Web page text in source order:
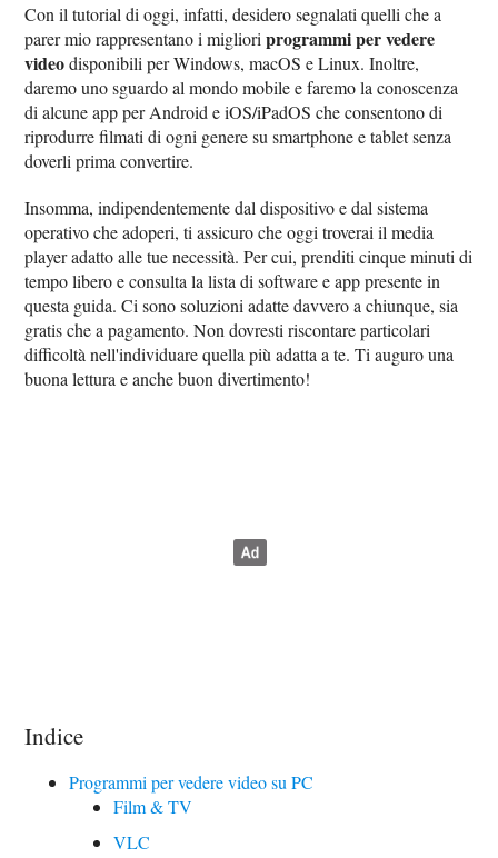
Con il tutorial di oggi, infatti, desidero segnalati quelli che a
parer mio rappresentano i miglioriprogrammi per vedere
videodisponibili per Windows, macOS e Linux. Inoltre,
daremo uno sguardo al mondo mobile e faremo la conoscenza
di alcune app per Android e iOS/iPadOS che consentono di
riprodurre filmati di ogni genere su smartphone e tablet senza
doverli prima convertire.
Insomma, indipendentemente dal dispositivo e dal sistema
operativo che adoperi, ti assicuro che oggi troverai il media
player adatto alle tue necessità. Per cui, prenditi cinque minuti di
tempo libero e consulta la lista di software e app presente in
questa guida. Ci sono soluzioni adatte davvero a chiunque, sia
gratis che a pagamento. Non dovresti riscontare particolari
difficoltà nell'individuare quella più adatta a te. Ti auguro una
buona lettura e anche buon divertimento!
Indice
Programmi per vedere video su PC
Film & TV
VLC